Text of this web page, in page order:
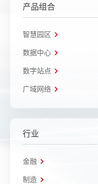
产品组合
智慧园区
数据中心
数字站点
广域网络
行业
金融
制造